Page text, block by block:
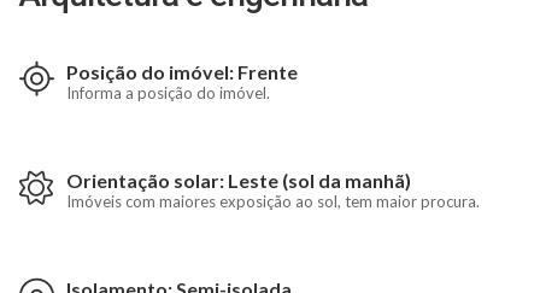
Posição do imóvel: Frente
Informa a posição do imóvel.
Orientação solar: Leste (sol da manhã)
Imóveis com maiores exposição ao sol, tem maior procura.